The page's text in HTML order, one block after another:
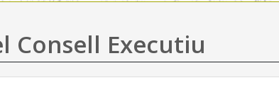
Consell Executiu